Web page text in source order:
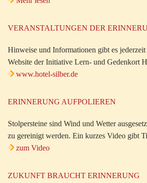
VERANSTALTUNGEN DER
Hinweise und Informationen gibt es jederzeit
Website der Initiative Lern- und Gedenkort
www.hotel-silber.de
ERINNERUNG AUFPOLIEREN
Stolpersteine sind Wind und Wetter
zu gereinigt werden. Ein kurzes Video gibt
zum Video
ZUKUNFT BRAUCHT ERINNERUNG